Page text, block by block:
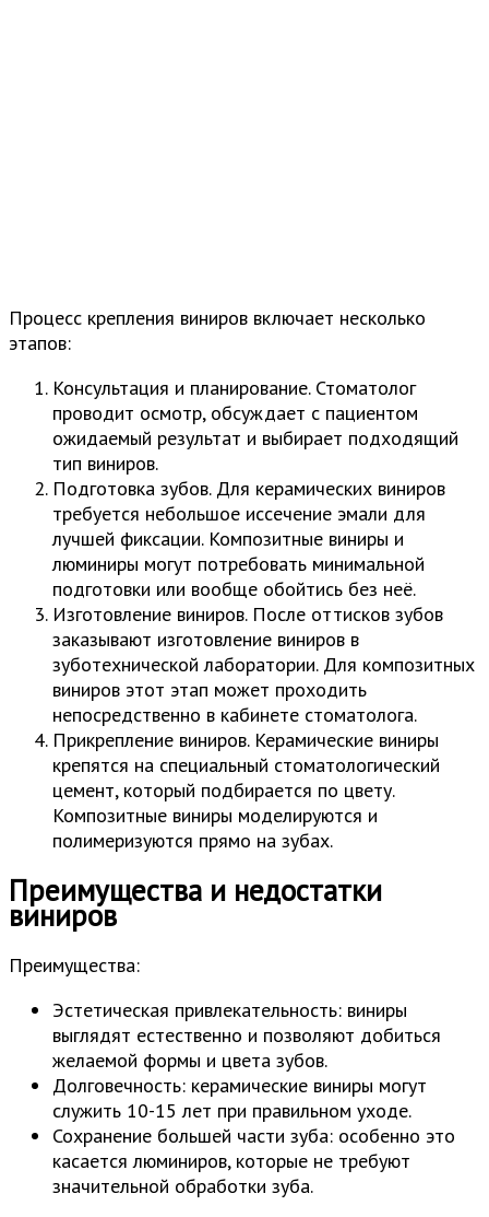
Процесс крепления виниров включает несколько
этапов:
Консультация и планирование. Стоматолог
проводит осмотр, обсуждает с пациентом
ожидаемый результат и выбирает подходящий
тип виниров.
Подготовка зубов. Для керамических виниров
требуется небольшое иссечение эмали для
лучшей фиксации. Композитные виниры и
люминиры могут потребовать минимальной
подготовки или вообще обойтись без неё.
Изготовление виниров. После оттисков зубов
заказывают изготовление виниров в
зуботехнической лаборатории. Для композитных
виниров этот этап может проходить
непосредственно в кабинете стоматолога.
Прикрепление виниров. Керамические виниры
крепятся на специальный стоматологический
цемент, который подбирается по цвету.
Композитные виниры моделируются и
полимеризуются прямо на зубах.
Преимущества и недостатки
виниров
Преимущества:
Эстетическая привлекательность: виниры
выглядят естественно и позволяют добиться
желаемой формы и цвета зубов.
Долговечность: керамические виниры могут
служить 10-15 лет при правильном уходе.
Сохранение большей части зуба: особенно это
касается люминиров, которые не требуют
значительной обработки зуба.